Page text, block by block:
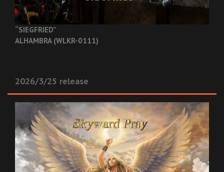
“SIEGFRIED”
ALHAMBRA (WLKR-0111)
2026/3/25 release